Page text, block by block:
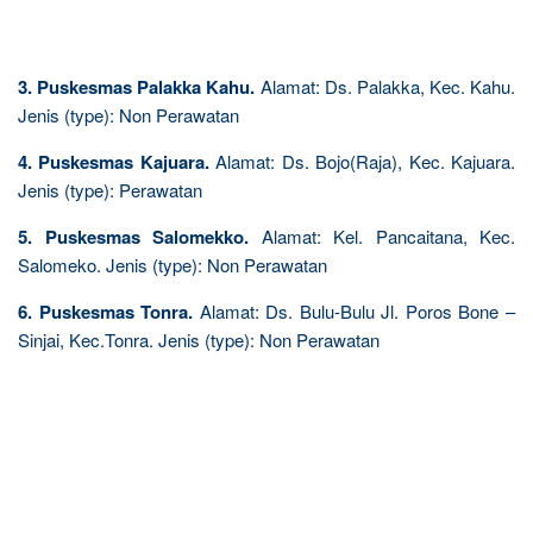
3. Puskesmas Palakka Kahu. Alamat: Ds. Palakka, Kec. Kahu.
Jenis (type): Non Perawatan
4. Puskesmas Kajuara.Alamat: Ds. Bojo(Raja), Kec. Kajuara.
Jenis (type): Perawatan
5. Puskesmas Salomekko. Alamat: Kel. Pancaitana, Kec.
Salomeko. Jenis (type): Non Perawatan
6. Puskesmas Tonra. Alamat: Ds. Bulu-Bulu Jl. Poros Bone –
Sinjai, Kec.Tonra. Jenis (type): Non Perawatan